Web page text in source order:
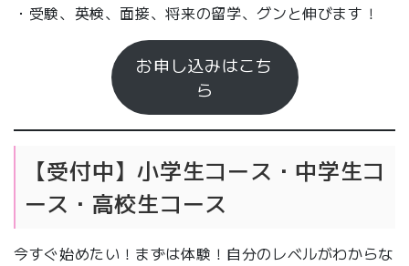
・受験、英検、面接、将来の留学、グンと伸びます！
お申し込みはこち
ら
【受付中】小学生コース・中学生コ
ース・高校生コース
今すぐ始めたい！まずは体験！自分のレベルがわからな